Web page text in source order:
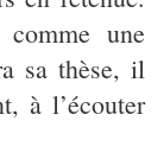
une
sa thèse, il
à l’écouter